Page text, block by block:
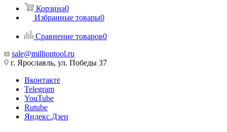
Корзина0
Избранные товары0
Сравнение товаров0
sale@milliontool.ru
г. Ярославль, ул. Победы 37
Вконтакте
Telegram
YouTube
Rutube
Яндекс.Дзен